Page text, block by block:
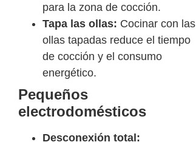
para la zona de cocción.
Tapa las ollas: Cocinar con las
ollas tapadas reduce el tiempo
de cocción y el consumo
energético.
Pequeños
electrodomésticos
Desconexión total: